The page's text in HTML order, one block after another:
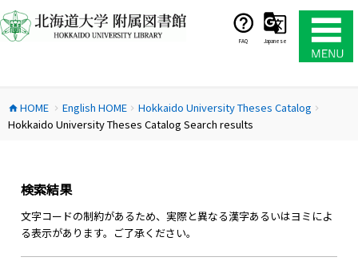
ン
テ
ス
キ
FAQ Japanese
home HOME chevron_right English HOMEchevron_right Hokkaido University Theses Catalog chevron_right
Hokkaido University Theses Catalog Search results
検索結果
文字コードの制約があるため、実際と異なる漢字あるいはヨミによ
る表示があります。ご了承ください。